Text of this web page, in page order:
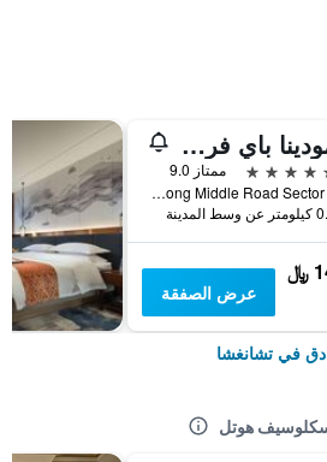
مودينا باي فريزر تشانجشا
ممتاز 9.0
No. 416 Furong Middle Road Sector 1, تشانغشا, الصين
المدينة
﷼
عرض الصفقة
في تشانغشا
هوتل